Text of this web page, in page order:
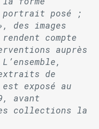
portrait posé ;
des images
compte
auprès
de
exposé au
avant
collections la